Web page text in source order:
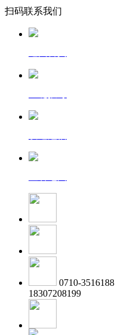
扫码联系我们
0710-3516188
18307208199